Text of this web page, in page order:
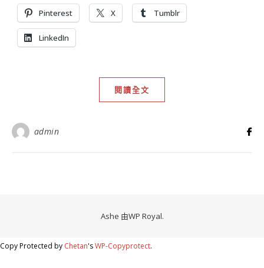
Pinterest X Tumblr
LinkedIn
閱讀全文
admin
Ashe 由WP Royal.
Copy Protected by Chetan'sWP-Copyprotect.